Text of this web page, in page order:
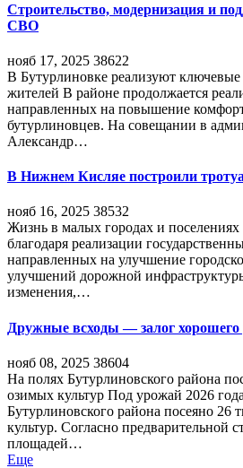
Строительство, модернизация и
СВО
нояб 17, 2025 38622
В Бутурлиновке реализуют
жителей В районе продолжается
направленных на повышение
бутурлиновцев. На совещании в
Александр…
В Нижнем Кисляе построили
нояб 16, 2025 38532
Жизнь в малых городах и поселениях
благодаря реализации
направленных на улучшение
улучшений дорожной
изменения,…
Дружные всходы — залог
нояб 08, 2025 38604
На полях Бутурлиновского района
озимых культур Под урожай 2026
Бутурлиновского района посеяно 26
культур. Согласно предварительной
площадей…
Еще